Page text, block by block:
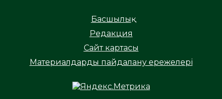
Басшылық
Редакция
Сайт картасы
Материалдарды пайдалану ережелері